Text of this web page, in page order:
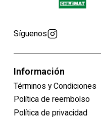
Síguenos
Información
Términos y Condiciones
Política de reembolso
Política de privacidad